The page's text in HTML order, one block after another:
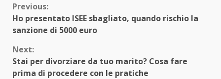
Continue
Reading
Previous:
Ho presentato ISEE sbagliato, quando rischio la
sanzione di 5000 euro
Next:
Stai per divorziare da tuo marito? Cosa fare
prima di procedere con le pratiche